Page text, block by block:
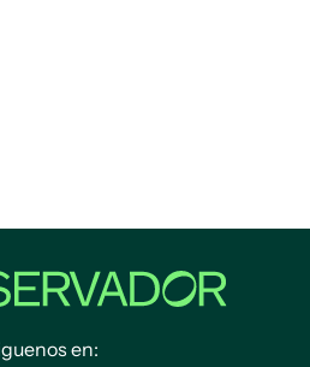
en: